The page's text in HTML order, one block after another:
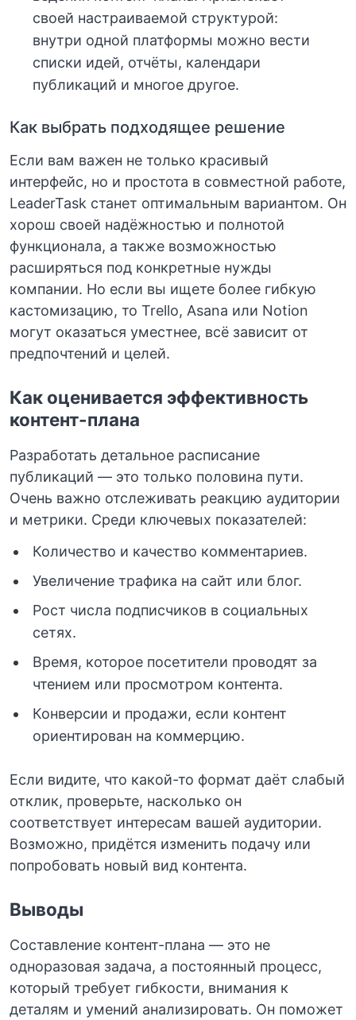
своей настраиваемой структурой:
внутри одной платформы можно вести
списки идей, отчёты, календари
публикаций и многое другое.
Как выбрать подходящее решение
Если вам важен не только красивый
интерфейс, но и простота в совместной работе,
LeaderTask станет оптимальным вариантом. Он
хорош своей надёжностью и полнотой
функционала, а также возможностью
расширяться под конкретные нужды
компании. Но если вы ищете более гибкую
кастомизацию, то Trello, Asana или Notion
могут оказаться уместнее, всё зависит от
предпочтений и целей.
Как оценивается эффективность
контент-плана
Разработать детальное расписание
публикаций — это только половина пути.
Очень важно отслеживать реакцию аудитории
и метрики. Среди ключевых показателей:
Количество и качество комментариев.
Увеличение трафика на сайт или блог.
Рост числа подписчиков в социальных
сетях.
Время, которое посетители проводят за
чтением или просмотром контента.
Конверсии и продажи, если контент
ориентирован на коммерцию.
Если видите, что какой-то формат даёт слабый
отклик, проверьте, насколько он
соответствует интересам вашей аудитории.
Возможно, придётся изменить подачу или
попробовать новый вид контента.
Выводы
Составление контент-плана — это не
одноразовая задача, а постоянный процесс,
который требует гибкости, внимания к
деталям и умений анализировать. Он поможет